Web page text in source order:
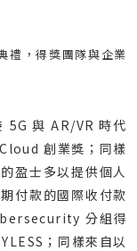
，得獎團隊與企業
5G 與 AR/VR 時代
創業獎；同樣
盈士多以提供個人
付款的國際收付款
分組得
；同樣來自以